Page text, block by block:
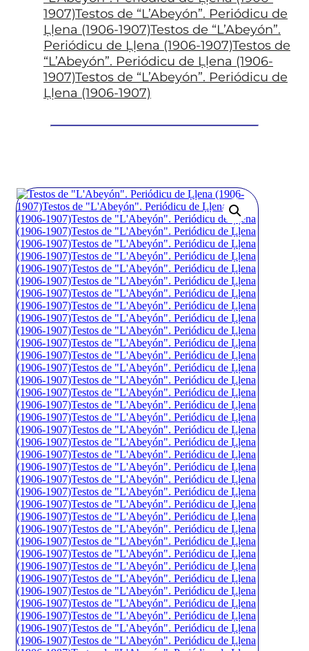
1907)Testos de “L’Abeyón”. Periódicu de
Ḷḷena (1906-1907)Testos de “L’Abeyón”.
Periódicu de Ḷḷena (1906-1907)Testos de
“L’Abeyón”. Periódicu de Ḷḷena (1906-
1907)Testos de “L’Abeyón”. Periódicu de
Ḷḷena (1906-1907)